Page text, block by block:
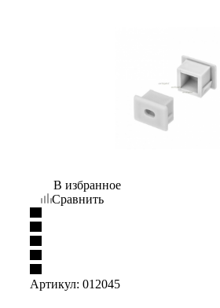
В избранное
Сравнить
Артикул: 012045